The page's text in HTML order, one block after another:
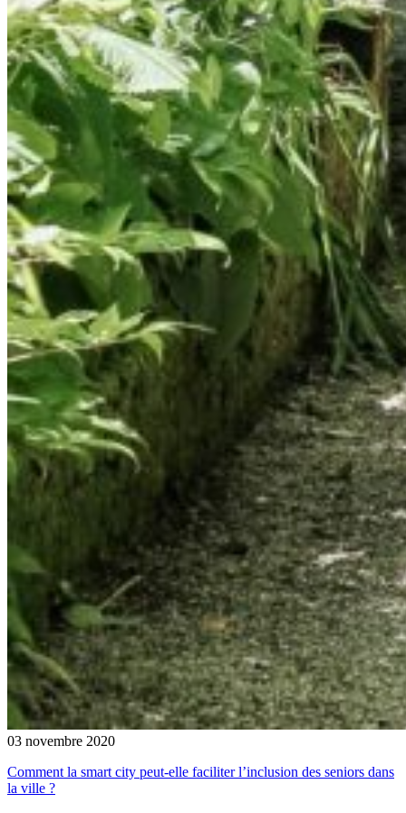
03 novembre 2020
Comment la smart city peut-elle faciliter l’inclusion des seniors dans
la ville ?